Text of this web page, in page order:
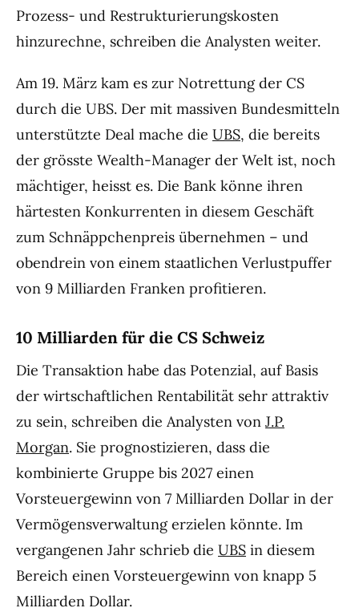
Prozess- und Restrukturierungskosten
hinzurechne, schreiben die Analysten weiter.
Am 19. März kam es zur Notrettung der CS
durch die UBS. Der mit massiven Bundesmitteln
unterstützte Deal mache die UBS, die bereits
der grösste Wealth-Manager der Welt ist, noch
mächtiger, heisst es. Die Bank könne ihren
härtesten Konkurrenten in diesem Geschäft
zum Schnäppchenpreis übernehmen – und
obendrein von einem staatlichen Verlustpuffer
von 9 Milliarden Franken profitieren.
10 Milliarden für die CS Schweiz
Die Transaktion habe das Potenzial, auf Basis
der wirtschaftlichen Rentabilität sehr attraktiv
zu sein, schreiben die Analysten von J.P.
Morgan. Sie prognostizieren, dass die
kombinierte Gruppe bis 2027 einen
Vorsteuergewinn von 7 Milliarden Dollar in der
Vermögensverwaltung erzielen könnte. Im
vergangenen Jahr schrieb die UBS in diesem
Bereich einen Vorsteuergewinn von knapp 5
Milliarden Dollar.